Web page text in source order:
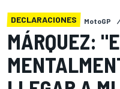
DECLARACIONES MotoGP
MÁRQUEZ: